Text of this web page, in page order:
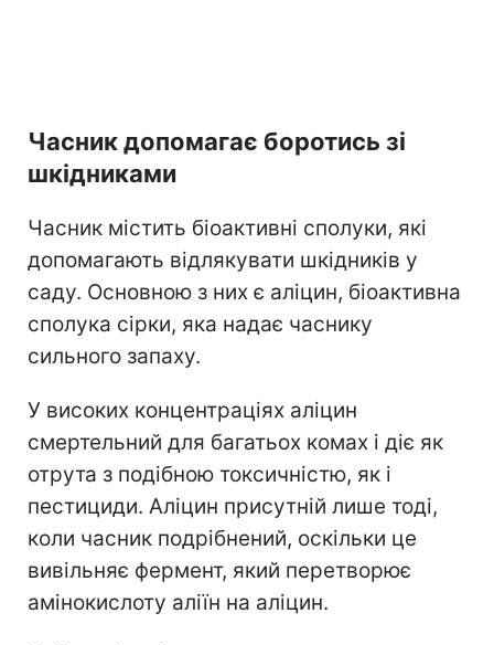
Часник допомагає боротись зі
шкідниками
Часник містить біоактивні сполуки, які
допомагають відлякувати шкідників у
саду. Основною з них є аліцин, біоактивна
сполука сірки, яка надає часнику
сильного запаху.
У високих концентраціях аліцин
смертельний для багатьох комах і діє як
отрута з подібною токсичністю, як і
пестициди. Аліцин присутній лише тоді,
коли часник подрібнений, оскільки це
вивільняє фермент, який перетворює
амінокислоту аліїн на аліцин.